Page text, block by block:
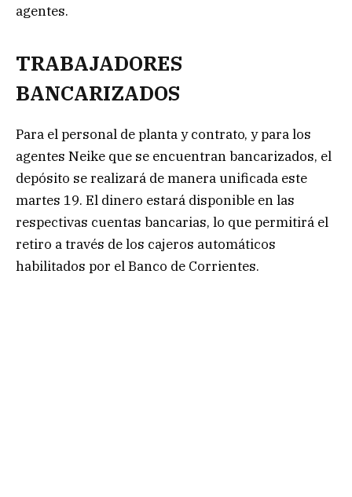
agentes.
TRABAJADORES
BANCARIZADOS
Para el personal de planta y contrato, y para los
agentes Neike que se encuentran bancarizados, el
depósito se realizará de manera unificada este
martes 19. El dinero estará disponible en las
respectivas cuentas bancarias, lo que permitirá el
retiro a través de los cajeros automáticos
habilitados por el Banco de Corrientes.